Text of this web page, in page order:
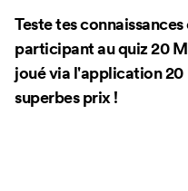
Teste tes
participant au quiz 20
joué via l'application
superbes prix !